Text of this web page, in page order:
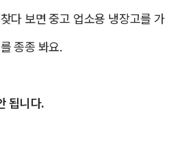
다 보면 중고 업소용 냉장고를 가
종종 봐요.
됩니다.